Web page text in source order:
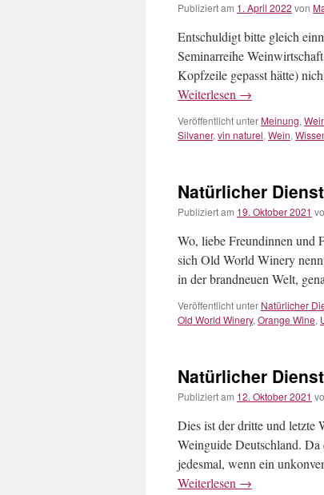
Publiziert am 1. April 2022 von
Entschuldigt bitte gleich
Seminarreihe
Kopfzeile gepasst hätte)
Weiterlesen →
Veröffentlicht unterMeinung,
Silvaner, vin naturel, Wein,
Natürlicher
Publiziert am 19. Oktober 2021
Wo, liebe Freundinnen und
sich Old World Winery
in der brandneuen Welt,
Veröffentlicht unter Natürlicher
Old World Winery, Orange Wine,
Natürlicher
Publiziert am 12. Oktober 2021
Dies ist der dritte und letzte
Weinguide Deutschland.
jedesmal, wenn ein
Weiterlesen →